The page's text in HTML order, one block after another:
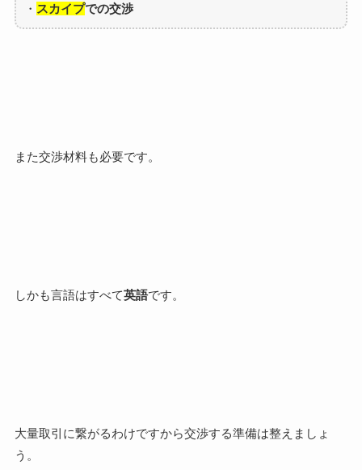
・ スカイプでの交渉
また交渉材料も必要です。
しかも言語はすべて英語です。
大量取引に繋がるわけですから交渉する準備は整えましょ
う。